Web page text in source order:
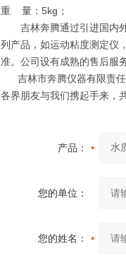
重 量：5kg；
吉林奔腾通过引进国内外
列产品，如运动粘度测定仪
准。公司设有成熟的售后服
吉林市奔腾仪器有限责任
各界朋友与我们携起手来，
产品：
您的单位：
您的姓名：